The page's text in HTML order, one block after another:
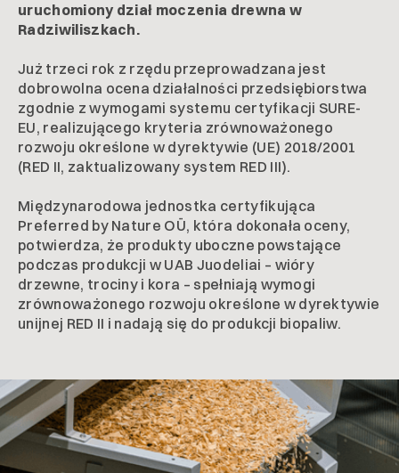
uruchomiony dział moczenia drewna w
Radziwiliszkach.
Już trzeci rok z rzędu przeprowadzana jest
dobrowolna ocena działalności przedsiębiorstwa
zgodnie z wymogami systemu certyfikacji SURE-
EU, realizującego kryteria zrównoważonego
rozwoju określone w dyrektywie (UE) 2018/2001
(RED II, zaktualizowany system RED III).
Międzynarodowa jednostka certyfikująca
Preferred by Nature OÜ, która dokonała oceny,
potwierdza, że produkty uboczne powstające
podczas produkcji w UAB Juodeliai – wióry
drzewne, trociny i kora – spełniają wymogi
zrównoważonego rozwoju określone w dyrektywie
unijnej RED II i nadają się do produkcji biopaliw.